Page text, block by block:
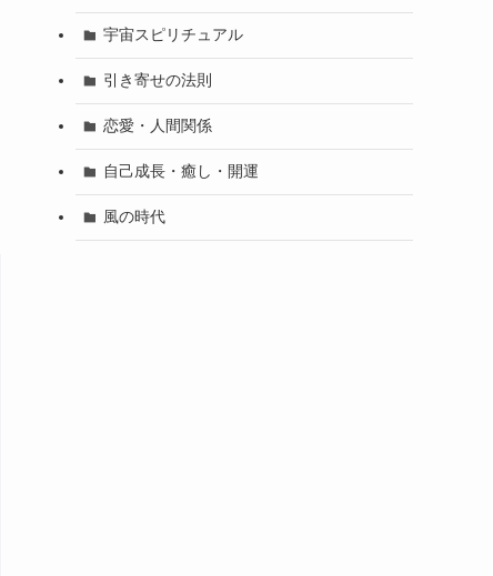
宇宙スピリチュアル
引き寄せの法則
恋愛・人間関係
自己成長・癒し・開運
風の時代